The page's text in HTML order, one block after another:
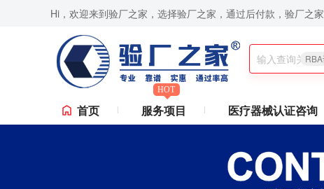
Hi，欢迎来到验厂之家，选择验厂之家，通过后付款，验厂之
厂,Disney验厂,RBA认证咨询,ISO9001认证咨询,苹果验厂,华为验厂等一站式验厂
首页
HOT
服务项目 医疗器械认证咨询